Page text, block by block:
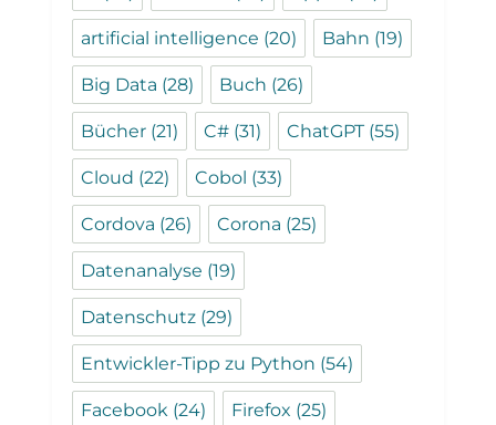
artificial intelligence (20) Bahn (19)
Big Data (28) Buch (26)
Bücher (21) C# (31) ChatGPT(55)
Cloud (22) Cobol (33)
Cordova (26) Corona (25)
Datenanalyse (19)
Datenschutz (29)
Entwickler-Tipp zu Python (54)
Facebook (24) Firefox (25)